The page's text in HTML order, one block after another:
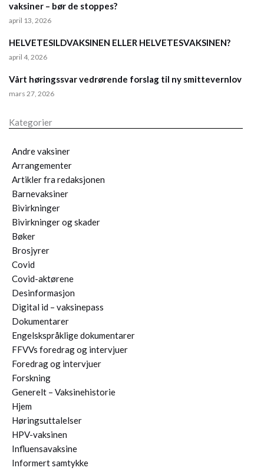
vaksiner – bør de stoppes?
april 13, 2026
HELVETESILDVAKSINEN ELLER HELVETESVAKSINEN?
april 4, 2026
Vårt høringssvar vedrørende forslag til ny smittevernlov
mars 27, 2026
Kategorier
Andre vaksiner
Arrangementer
Artikler fra redaksjonen
Barnevaksiner
Bivirkninger
Bivirkninger og skader
Bøker
Brosjyrer
Covid
Covid-aktørene
Desinformasjon
Digital id – vaksinepass
Dokumentarer
Engelskspråklige dokumentarer
FFVVs foredrag og intervjuer
Foredrag og intervjuer
Forskning
Generelt – Vaksinehistorie
Hjem
Høringsuttalelser
HPV-vaksinen
Influensavaksine
Informert samtykke